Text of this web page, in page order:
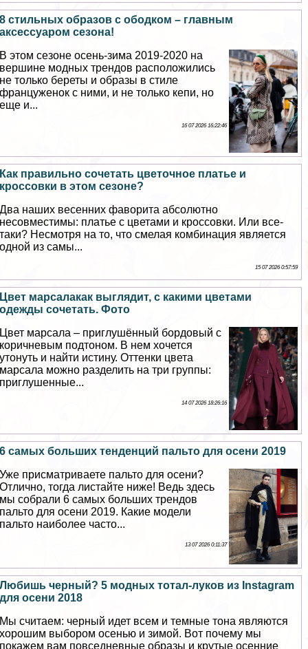
8 стильных образов с ободком – главным
аксессуаром сезона!
В этом сезоне осень-зима 2019-2020 на
вершине модных трендов расположились
не только береты и образы в стиле
француженок с ними, и не только кепи, но
еще и...
16 07 2026 16:22:46
Как правильно сочетать цветочное платье и
кроссовки в этом сезоне?
Два наших весенних фаворита абсолютно
несовместимы: платье с цветами и кроссовки. Или все-
таки? Несмотря на то, что смелая комбинация является
одной из самы...
15 07 2026 0:57:59
Цвет марсалакак выглядит, с какими цветами
одежды сочетать. Фото
Цвет марсала – приглушённый бордовый с
коричневым подтоном. В нем хочется
утонуть и найти истину. Оттенки цвета
марсала можно разделить на три группы:
приглушенные...
14 07 2026 18:26:16
6 самых больших тенденций пальто для осени 2019
Уже присматриваете пальто для осени?
Отлично, тогда листайте ниже! Ведь здесь
мы собрали 6 самых больших трендов
пальто для осени 2019. Какие модели
пальто наиболее часто...
13 07 2026 0:11:37
Любишь черный? 5 модных тотал-луков из Instagram
для осени 2018
Мы считаем: черный идет всем и темные тона являются
хорошим выбором осенью и зимой. Вот почему мы
покажем вам повседневные образы и крутые осенние